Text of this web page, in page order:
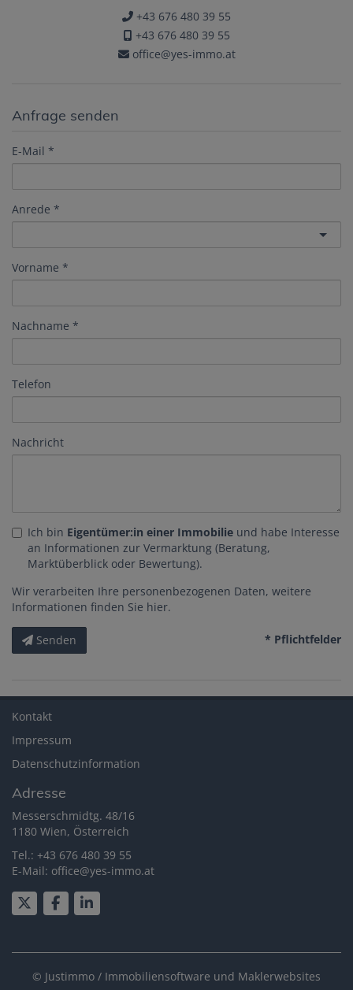
+43 676 480 39 55
+43 676 480 39 55
office@yes-immo.at
Anfrage senden
E-Mail
Anrede
Vorname
Nachname
Telefon
Nachricht
Ich bin Eigentümer:in einer Immobilie und habe Interesse
an Informationen zur Vermarktung (Beratung,
Marktüberblick oder Bewertung).
Wir verarbeiten Ihre personenbezogenen Daten, weitere
Informationen finden Sie hier.
Senden * Pflichtfelder
Kontakt
Impressum
Datenschutzinformation
Adresse
Messerschmidtg. 48/16
1180 Wien, Österreich
Tel.: +43 676 480 39 55
E-Mail: office@yes-immo.at
© Justimmo / Immobiliensoftware und Maklerwebsites